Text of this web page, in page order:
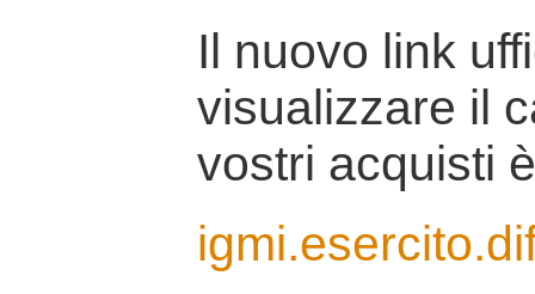
Il nuovo link
visualizzare il
vostri acquisti